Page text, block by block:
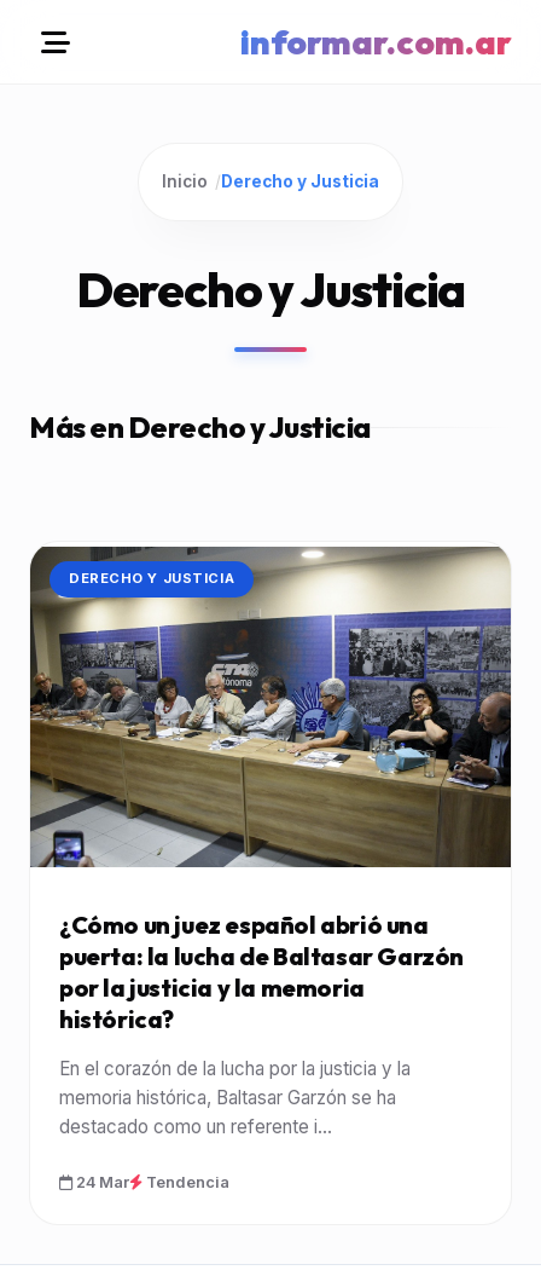
informar.com.ar
Inicio / Derecho y Justicia
Derecho y Justicia
Más en Derecho y Justicia
CATEGORÍA:
DERECHO Y JUSTICIA
¿Cómo un juez español abrió una
puerta: la lucha de Baltasar Garzón
por la justicia y la memoria
histórica?
En el corazón de la lucha por la justicia y la
memoria histórica, Baltasar Garzón se ha
destacado como un referente i...
24 Mar Tendencia